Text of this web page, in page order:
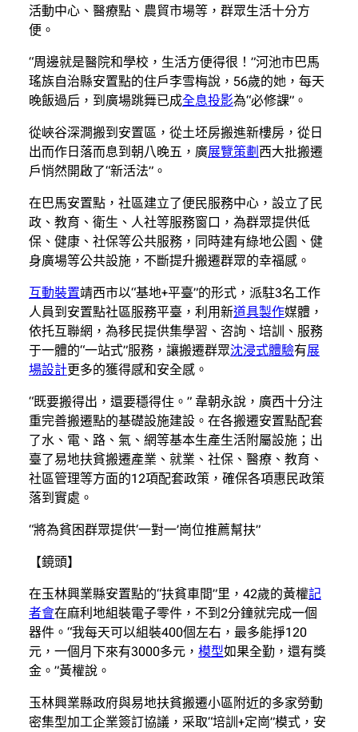
活動中心、醫療點、農貿市場等，群眾生活十分方
便。
“周邊就是醫院和學校，生活方便得很！”河池市巴馬
瑤族自治縣安置點的住戶李雪梅說，56歲的她，每天
晚飯過后，到廣場跳舞已成全息投影為“必修課”。
從峽谷深澗搬到安置區，從土坯房搬進新樓房，從日
出而作日落而息到朝八晚五，廣展覽策劃 西大批搬遷
戶悄然開啟了“新活法”。
在巴馬安置點，社區建立了便民服務中心，設立了民
政、教育、衛生、人社等服務窗口，為群眾提供低
保、健康、社保等公共服務，同時建有綠地公園、健
身廣場等公共設施，不斷提升搬遷群眾的幸福感。
互動裝置靖西市以“基地+平臺”的形式，派駐3名工作
人員到安置點社區服務平臺，利用新道具製作媒體，
依托互聯網，為移民提供集學習、咨詢、培訓、服務
于一體的“一站式”服務，讓搬遷群眾沈浸式體驗有展
場設計更多的獲得感和安全感。
“既要搬得出，還要穩得住。” 韋朝永說，廣西十分注
重完善搬遷點的基礎設施建設。在各搬遷安置點配套
了水、電、路、氣、網等基本生產生活附屬設施；出
臺了易地扶貧搬遷產業、就業、社保、醫療、教育、
社區管理等方面的12項配套政策，確保各項惠民政策
落到實處。
“將為貧困群眾提供‘一對一’崗位推薦幫扶”
【鏡頭】
在玉林興業縣安置點的“扶貧車間”里，42歲的黃權記
者會在麻利地組裝電子零件，不到2分鐘就完成一個
器件。“我每天可以組裝400個左右，最多能掙120
元，一個月下來有3000多元， 模型如果全勤，還有獎
金。”黃權說。
玉林興業縣政府與易地扶貧搬遷小區附近的多家勞動
密集型加工企業簽訂協議，采取“培訓+定崗”模式，安